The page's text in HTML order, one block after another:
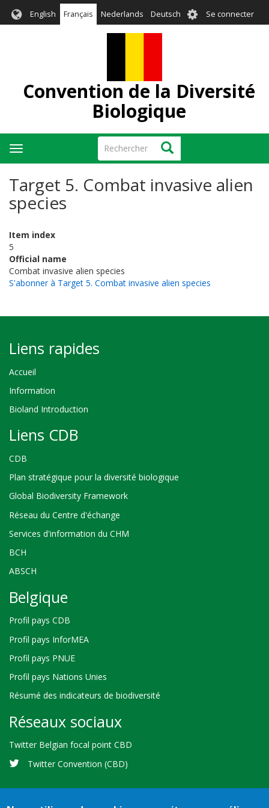
English Français Nederlands Deutsch User
account
Se connecter
Convention de la Diversité
Biologique
Rechercher Rechercher
Toggle
navigation
Target 5. Combat invasive alien
species
Item index
5
Official name
Combat invasive alien species
S'abonner à Target 5. Combat invasive alien species
Liens rapides
Accueil
Information
Bioland Introduction
Liens CDB
CDB
Plan stratégique pour la diversité biologique
Global Biodiversity Framework
Réseau du Centre d'échange
Services d'information du CHM
BCH
ABSCH
Belgique
Profil pays CDB
Profil pays InforMEA
Profil pays PNUE
Profil pays Nations Unies
Résumé des indicateurs de biodiversité
Réseaux sociaux
Twitter Belgian focal point CBD
Twitter Convention (CBD)